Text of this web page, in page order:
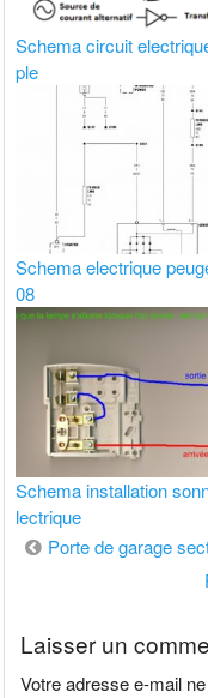
Schema circuit
ple
Schema electrique
08
Schema installation
lectrique
Navigation
Porte de garage
Laisser un
Votre adresse e-mail